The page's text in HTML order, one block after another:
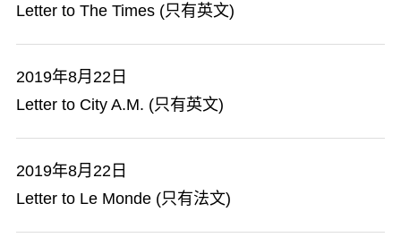
Letter to The Times (只有英文)
2019年8月22日
Letter to City A.M. (只有英文)
2019年8月22日
Letter to Le Monde (只有法文)